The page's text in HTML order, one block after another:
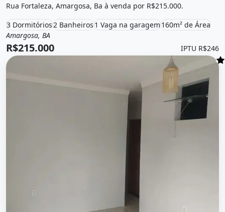
Rua Fortaleza, Amargosa, Ba à venda por R$215.000.
3 Dormitórios2 Banheiros1 Vaga na garagem160m² de Área
Venda
Casa
Amargosa, BA
R$215.000 IPTU R$246